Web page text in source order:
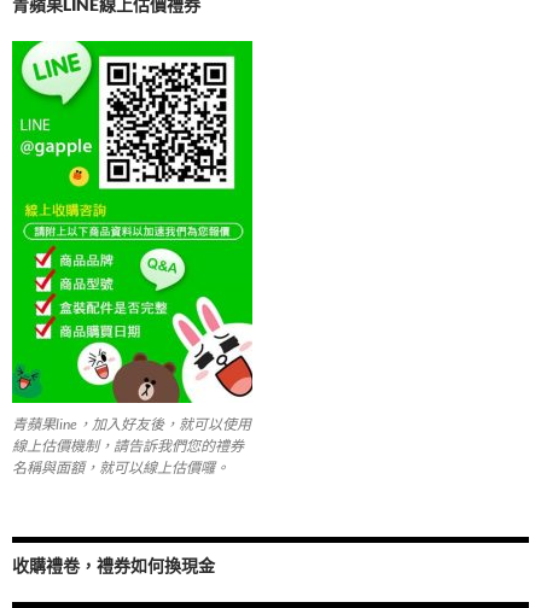
o
o
k
青蘋果LINE線上估價禮券
青蘋果line，加入好友後，就可以使用
線上估價機制，請告訴我們您的禮券
名稱與面額，就可以線上估價囉。
收購禮卷，禮券如何換現金